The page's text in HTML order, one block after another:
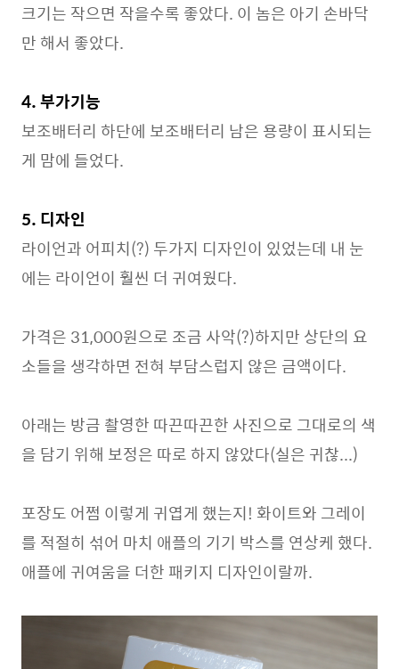
크기는 작으면 작을수록 좋았다. 이 놈은 아기 손바닥
만 해서 좋았다.
4. 부가기능
보조배터리 하단에 보조배터리 남은 용량이 표시되는
게 맘에 들었다.
5. 디자인
라이언과 어피치(?) 두가지 디자인이 있었는데 내 눈
에는 라이언이 훨씬 더 귀여웠다.
가격은 31,000원으로 조금 사악(?)하지만 상단의 요
소들을 생각하면 전혀 부담스럽지 않은 금액이다.
아래는 방금 촬영한 따끈따끈한 사진으로 그대로의 색
을 담기 위해 보정은 따로 하지 않았다(실은 귀찮...)
포장도 어쩜 이렇게 귀엽게 했는지! 화이트와 그레이
를 적절히 섞어 마치 애플의 기기 박스를 연상케 했다.
애플에 귀여움을 더한 패키지 디자인이랄까.